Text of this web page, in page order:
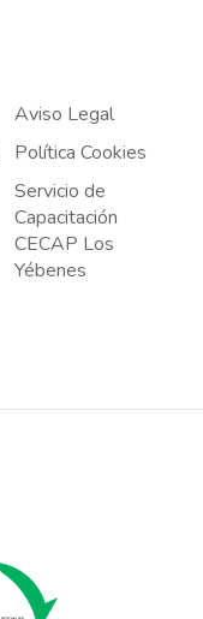
Aviso Legal
Política Cookies
Servicio de
Capacitación
CECAP Los
Yébenes